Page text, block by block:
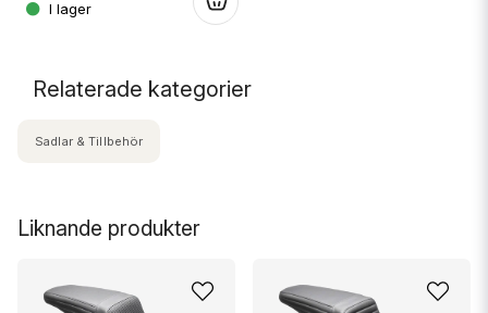
Liknande produkter
Relaterade kategorier
Sadlar & Tillbehör